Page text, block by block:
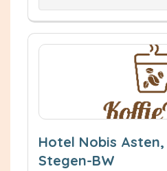
Hotel Nobis
Stegen-BW